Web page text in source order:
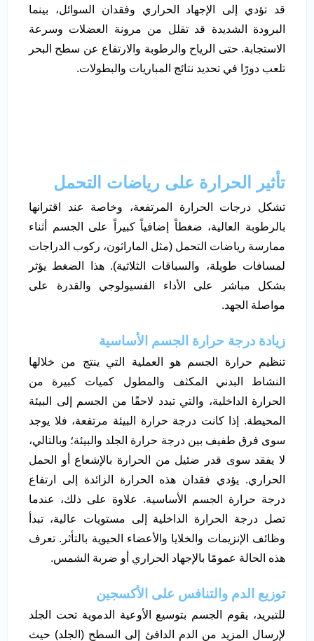
قد تؤدي إلى الإجهاد الحراري وفقدان السوائل، بينما
البرودة الشديدة قد تقلل من مرونة العضلات وسرعة
الاستجابة. حتى الرياح والرطوبة والارتفاع عن سطح البحر
تلعب دورًا في تحديد نتائج المباريات والبطولات.
تأثير الحرارة على رياضات التحمل
تشكل درجات الحرارة المرتفعة، وخاصة عند اقترانها
بالرطوبة العالية، ضغطاً إضافياً كبيراً على الجسم أثناء
ممارسة رياضات التحمل (مثل الماراثون، ركوب الدراجات
لمسافات طويلة، والسباقات الثلاثية). هذا الضغط يؤثر
بشكل مباشر على الأداء الفسيولوجي والقدرة على
مواصلة الجهد.
زيادة درجة حرارة الجسم الأساسية
تنظيم حرارة الجسم هو العملية التي ينتج من خلالها
النشاط البدني المكثف والمطول كميات كبيرة من
الحرارة الداخلية، والتي تبدد لاحقًا من الجسم إلى البيئة
المحيطة. إذا كانت درجة حرارة البيئة مرتفعة، فلا يوجد
سوى فرق طفيف بين درجة حرارة الجلد والبيئة؛ وبالتالي،
لا يفقد سوى قدر ضئيل من الحرارة بالإشعاع أو الحمل
الحراري. يؤدي فقدان هذه الحرارة الزائدة إلى ارتفاع
درجة حرارة الجسم الأساسية. علاوة على ذلك، عندما
تصل درجة الحرارة الداخلية إلى مستويات عالية، تبدأ
وظائف الإنزيمات والخلايا والأعضاء الحيوية بالتأثر. تعرف
هذه الحالة عمومًا بالإجهاد الحراري أو ضربة الشمس.
توزيع الدم والتنافس على الأكسجين
للتبريد، يقوم الجسم بتوسيع الأوعية الدموية تحت الجلد
لإرسال المزيد من الدم الدافئ إلى السطح (الجلد) حيث